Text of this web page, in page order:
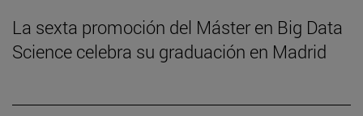
La sexta promoción del Máster en Big Data
Science celebra su graduación en Madrid